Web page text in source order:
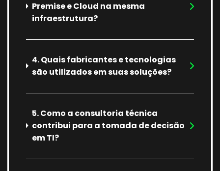
Premise e Cloud na mesma
infraestrutura?
4. Quais fabricantes e tecnologias
são utilizados em suas soluções?
5. Como a consultoria técnica
contribui para a tomada de decisão
em TI?